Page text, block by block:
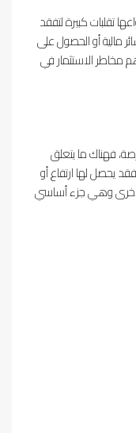
تقلبات كبيرة لتفقد
مالية أو الحصول على
مخاطر الاستثمار في
فهناك ما يتعلق
يحصل لها ارتفاع أو
وهي جزء أساسي